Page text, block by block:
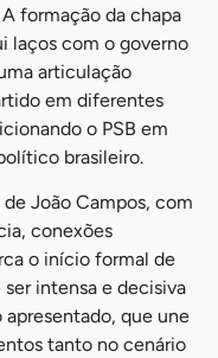
formação da chapa
laços com o governo
articulação
em diferentes
o PSB em
brasileiro.
João Campos, com
conexões
o início formal de
intensa e decisiva
que une
tanto no cenário